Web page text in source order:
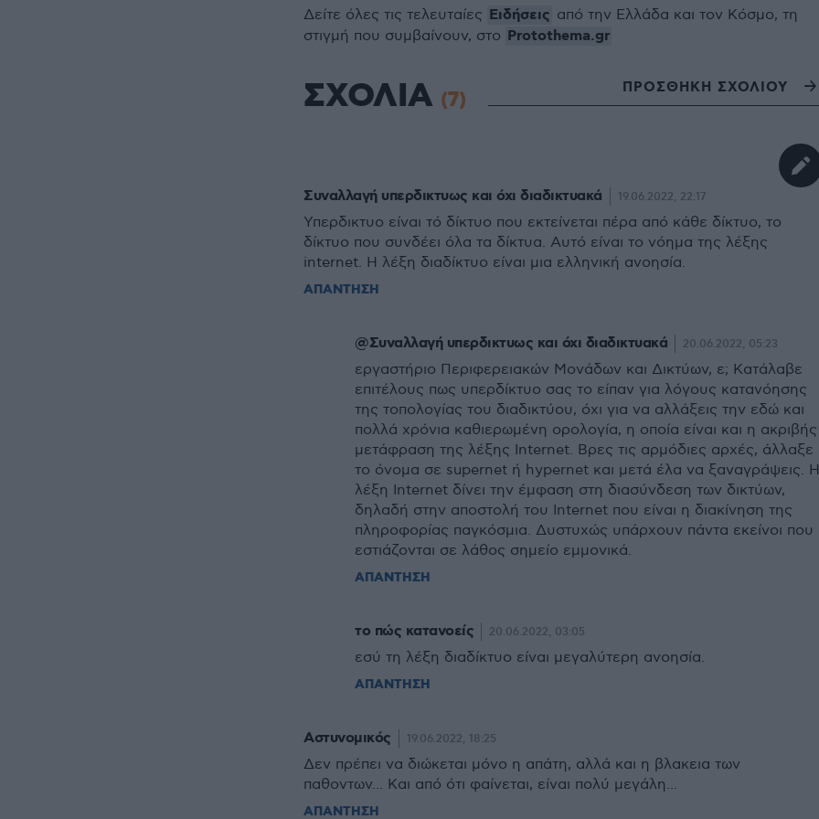
Δείτε όλες τις τελευταίες Ειδήσεις από την Ελλάδα και τον Κόσμο, τη
στιγμή που συμβαίνουν, στο Protothema.gr
ΣΧΟΛΙΑ (7) ΠΡΟΣΘΗΚΗ ΣΧΟΛΙΟΥ
Συναλλαγή υπερδικτυως και όχι διαδικτυακά 19.06.2022, 22:17
Υπερδικτυο είναι τό δίκτυο που εκτείνεται πέρα από κάθε δίκτυο, το
δίκτυο που συνδέει όλα τα δίκτυα. Αυτό είναι το νόημα της λέξης
internet. Η λέξη διαδίκτυο είναι μια ελληνική ανοησία.
ΑΠΑΝΤΗΣΗ
@Συναλλαγή υπερδικτυως και όχι διαδικτυακά 20.06.2022, 05:23
εργαστήριο Περιφερειακών Μονάδων και Δικτύων, ε; Κατάλαβε
επιτέλους πως υπερδίκτυο σας το είπαν για λόγους κατανόησης
της τοπολογίας του διαδικτύου, όχι για να αλλάξεις την εδώ και
πολλά χρόνια καθιερωμένη ορολογία, η οποία είναι και η ακριβής
μετάφραση της λέξης Internet. Βρες τις αρμόδιες αρχές, άλλαξε
το όνομα σε supernet ή hypernet και μετά έλα να ξαναγράψεις. Η
λέξη Internet δίνει την έμφαση στη διασύνδεση των δικτύων,
δηλαδή στην αποστολή του Internet που είναι η διακίνηση της
πληροφορίας παγκόσμια. Δυστυχώς υπάρχουν πάντα εκείνοι που
εστιάζονται σε λάθος σημείο εμμονικά.
ΑΠΑΝΤΗΣΗ
το πώς κατανοείς 20.06.2022, 03:05
εσύ τη λέξη διαδίκτυο είναι μεγαλύτερη ανοησία.
ΑΠΑΝΤΗΣΗ
Αστυνομικός 19.06.2022, 18:25
Δεν πρέπει να διώκεται μόνο η απάτη, αλλά και η βλακεια των
παθοντων... Και από ότι φαίνεται, είναι πολύ μεγάλη...
ΑΠΑΝΤΗΣΗ